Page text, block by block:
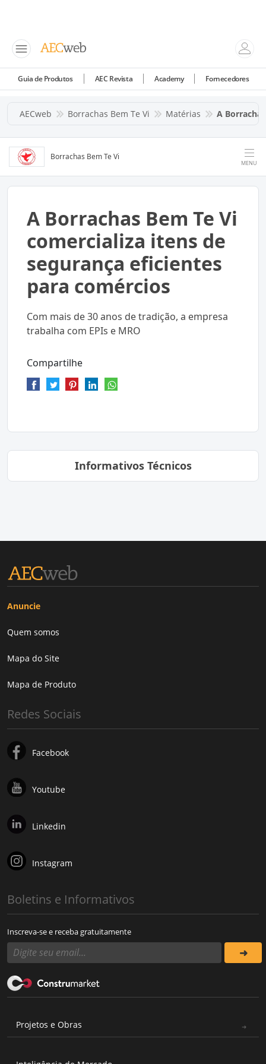
Guia de Produtos AEC Revista Academy Fornecedores
AECweb Borrachas Bem Te Vi Matérias A
Borrachas Bem Te Vi
MENU
A Borrachas Bem Te Vi
comercializa itens de
segurança eficientes
para comércios
Com mais de 30 anos de tradição, a empresa
trabalha com EPIs e MRO
Compartilhe
Informativos Técnicos
Anuncie
Quem somos
Mapa do Site
Mapa de Produto
Redes Sociais
Facebook
Youtube
Linkedin
Instagram
Boletins e Informativos
Inscreva-se e receba gratuitamente
Projetos e Obras